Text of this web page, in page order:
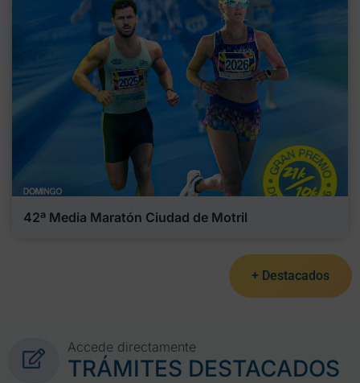
42ª Media Maratón Ciudad de Motril
+ Destacados
Accede directamente
TRÁMITES DESTACADOS